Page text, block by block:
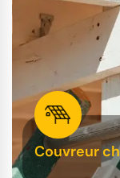
Couvreur